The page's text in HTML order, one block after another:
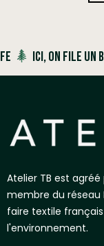
ON FILE UN BEAU
Atelier TB est
membre du réseau
faire textile
l'environnement.